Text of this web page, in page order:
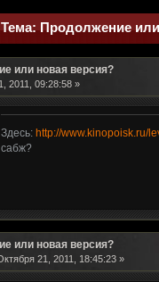
Продолжение или
или новая версия?
2011, 09:28:58 »
Здесь: http://www.kinopoisk.ru/
сабж?
или новая версия?
21, 2011, 18:45:23 »